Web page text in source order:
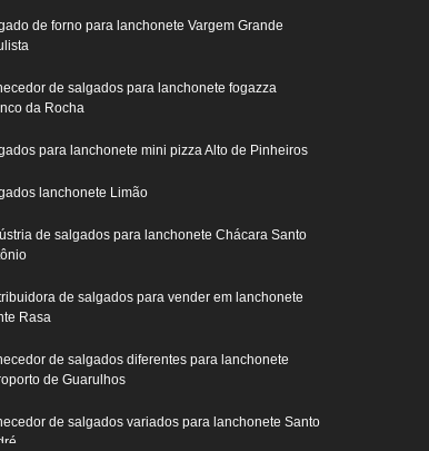
de forno para lanchonete Vargem Grande
de salgados para lanchonete fogazza
da Rocha
para lanchonete mini pizza Alto de Pinheiros
lanchonete Limão
de salgados para lanchonete Chácara Santo
de salgados para vender em lanchonete
Rasa
de salgados diferentes para lanchonete
de Guarulhos
de salgados variados para lanchonete Santo